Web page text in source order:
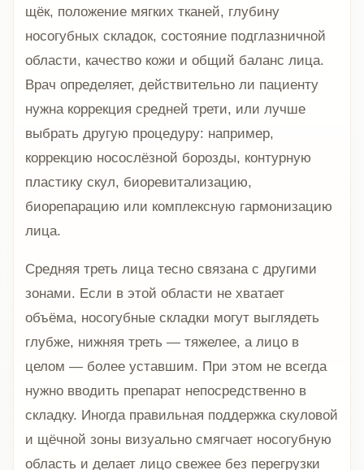
щёк, положение мягких тканей, глубину
носогубных складок, состояние подглазничной
области, качество кожи и общий баланс лица.
Врач определяет, действительно ли пациенту
нужна коррекция средней трети, или лучше
выбрать другую процедуру: например,
коррекцию носослёзной борозды, контурную
пластику скул, биоревитализацию,
биорепарацию или комплексную гармонизацию
лица.
Средняя треть лица тесно связана с другими
зонами. Если в этой области не хватает
объёма, носогубные складки могут выглядеть
глубже, нижняя треть — тяжелее, а лицо в
целом — более уставшим. При этом не всегда
нужно вводить препарат непосредственно в
складку. Иногда правильная поддержка скуловой
и щёчной зоны визуально смягчает носогубную
область и делает лицо свежее без перегрузки